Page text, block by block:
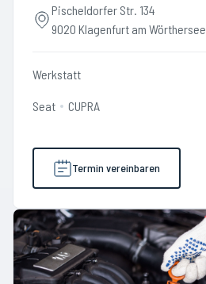
Pischeldorfer Str. 134
9020 Klagenfurt am Wörthersee
Werkstatt
Seat CUPRA
Termin vereinbaren